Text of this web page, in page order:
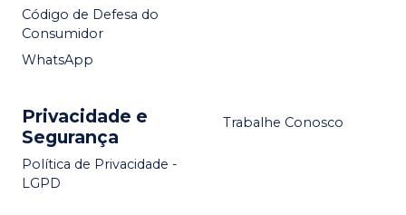
Código de Defesa do
Consumidor
WhatsApp
Privacidade e
Segurança
Política de Privacidade -
LGPD
Trabalhe Conosco